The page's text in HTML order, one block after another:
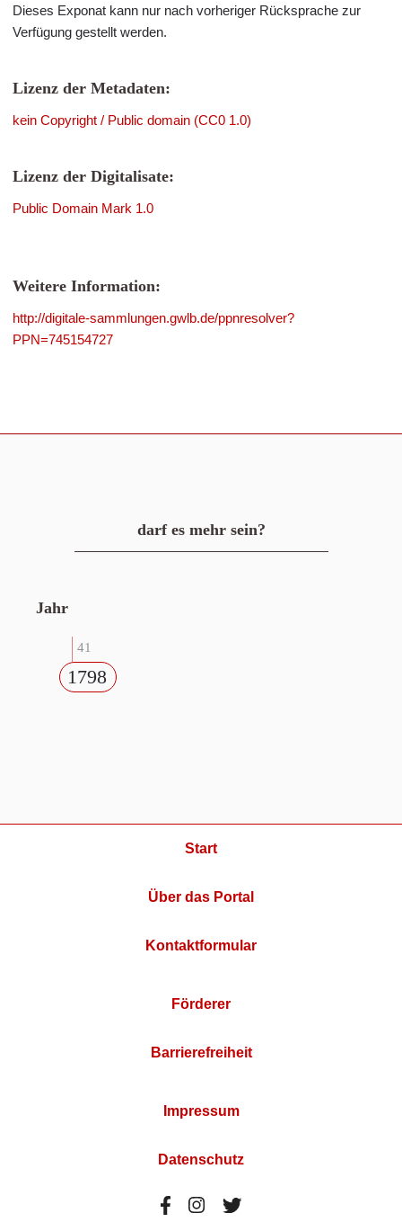
Dieses Exponat kann nur nach vorheriger Rücksprache zur
Verfügung gestellt werden.
Lizenz der Metadaten:
kein Copyright / Public domain (CC0 1.0)
Lizenz der Digitalisate:
Public Domain Mark 1.0
Weitere Information:
http://digitale-sammlungen.gwlb.de/ppnresolver?
PPN=745154727
darf es mehr sein?
Jahr
41
1798
Start
Über das Portal
Kontaktformular
Förderer
Barrierefreiheit
Impressum
Datenschutz